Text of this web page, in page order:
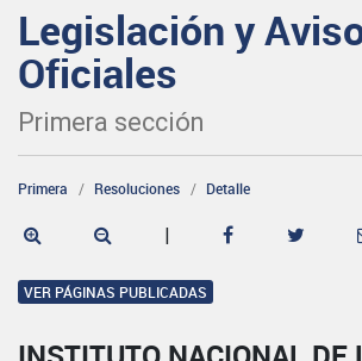
Legislación y
Oficiales
Primera sección
Primera Resoluciones Detalle
|
VER PÁGINAS PUBLICADAS